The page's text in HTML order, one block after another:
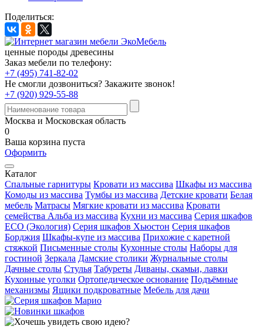
Поделиться:
ценные породы древесины
Заказ мебели по телефону:
+7 (495) 741-82-02
Не смогли дозвониться? Закажите звонок!
+7 (920) 929-55-88
Москва и Московская область
0
Ваша корзина пуста
Оформить
Каталог
Спальные гарнитуры Кровати из массива Шкафы из массива
Комоды из массива Тумбы из массива Детские кровати Белая
мебель Матрасы Мягкие кровати из массива Кровати
семейства Альба из массива Кухни из массива Серия шкафов
ECO (Экология) Серия шкафов Хьюстон Серия шкафов
Борджия Шкафы-купе из массива Прихожие с каретной
стяжкой Письменные столы Кухонные столы Наборы для
гостиной Зеркала Дамские столики Журнальные столы
Дачные столы Стулья Табуреты Диваны, скамьи, лавки
Кухонные уголки Ортопедическое основание Подъёмные
механизмы Ящики подкроватные Мебель для дачи